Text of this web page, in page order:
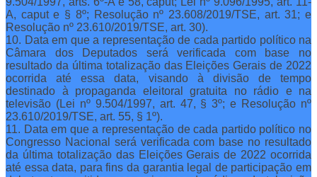
A, caput e § 8º; Resolução nº 23.608/2019/TSE, art. 31; e
Resolução nº 23.610/2019/TSE, art. 30).
10. Data em que a representação de cada partido político na
Câmara dos Deputados será verificada com base no
resultado da última totalização das Eleições Gerais de 2022
ocorrida até essa data, visando à divisão de tempo
destinado à propaganda eleitoral gratuita no rádio e na
televisão (Lei nº 9.504/1997, art. 47, § 3º; e Resolução nº
23.610/2019/TSE, art. 55, § 1º).
11. Data em que a representação de cada partido político no
Congresso Nacional será verificada com base no resultado
da última totalização das Eleições Gerais de 2022 ocorrida
até essa data, para fins da garantia legal de participação em